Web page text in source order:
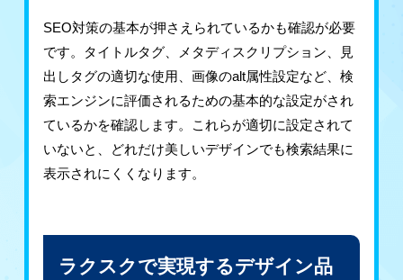
SEO対策の基本が押さえられているかも確認が必要
です。タイトルタグ、メタディスクリプション、見
出しタグの適切な使用、画像のalt属性設定など、検
索エンジンに評価されるための基本的な設定がされ
ているかを確認します。これらが適切に設定されて
いないと、どれだけ美しいデザインでも検索結果に
表示されにくくなります。
ラクスクで実現するデザイン品